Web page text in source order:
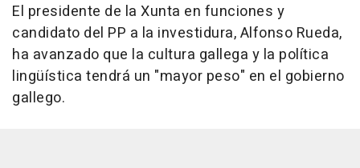
El presidente de la Xunta en funciones y
candidato del PP a la investidura, Alfonso Rueda,
ha avanzado que la cultura gallega y la política
lingüística tendrá un "mayor peso" en el gobierno
gallego.